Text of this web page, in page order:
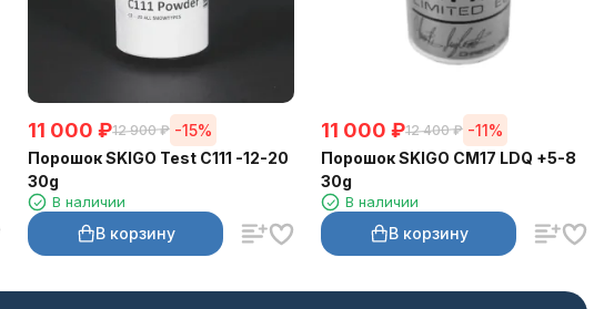
11 000 ₽12 900 ₽ -15%
Порошок SKIGO Test C111 -12-20
30g
В наличии
В корзину
11 000 ₽12 400 ₽ -11%
Порошок SKIGO CM17 LDQ +5-8
30g
В наличии
В корзину